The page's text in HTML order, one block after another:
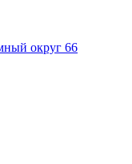
округ 66